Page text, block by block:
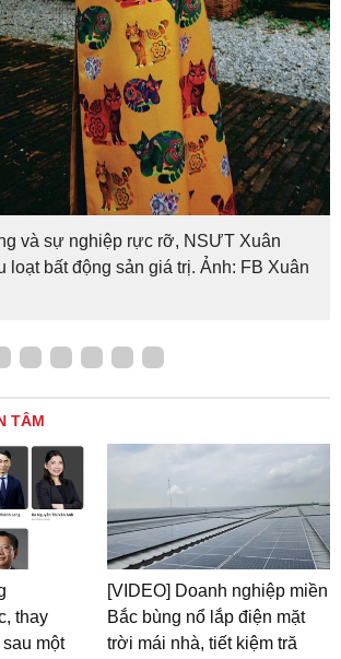
và sự nghiệp rực rỡ, NSƯT Xuân
loạt bất động sản giá trị. Ảnh: FB Xuân
TÂM
thay
một
[VIDEO] Doanh nghiệp miền
Bắc bùng nổ lắp điện mặt
trời mái nhà, tiết kiệm tră